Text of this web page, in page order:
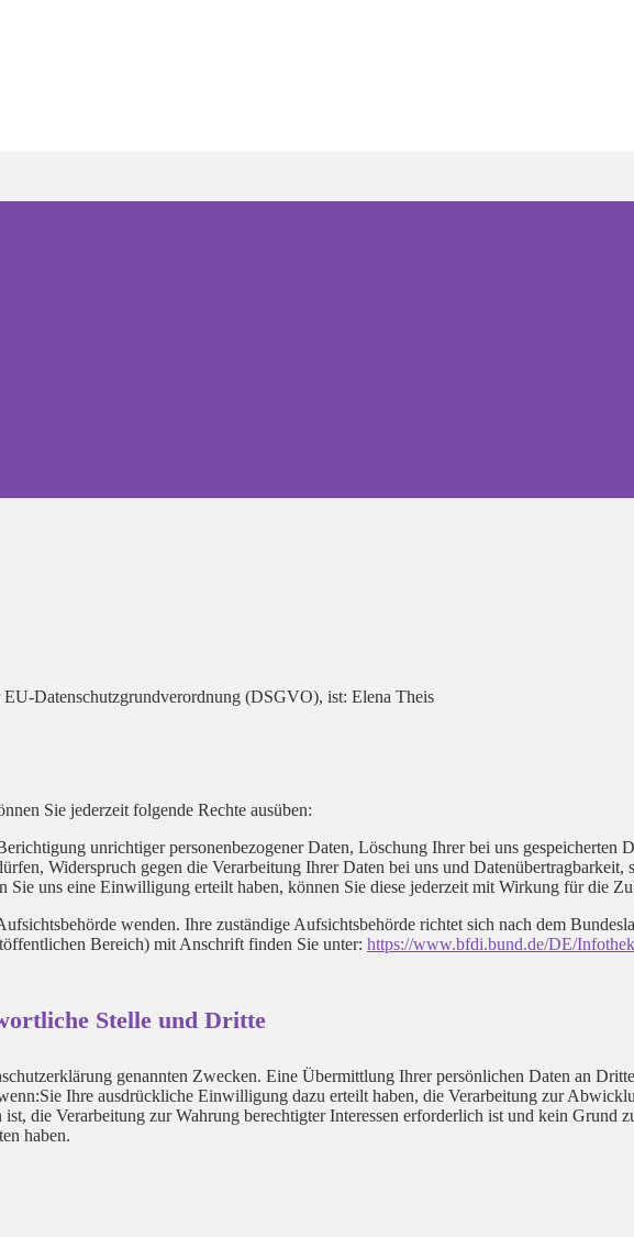
EU-Datenschutzgrundverordnung (DSGVO), ist: Elena Theis
Sie jederzeit folgende Rechte ausüben:
unrichtiger personenbezogener Daten, Löschung Ihrer bei uns gespeicherten
Widerspruch gegen die Verarbeitung Ihrer Daten bei uns und Datenübertragbarkeit,
Sie uns eine Einwilligung erteilt haben, können Sie diese jederzeit mit Wirkung für die
wenden. Ihre zuständige Aufsichtsbehörde richtet sich nach dem
Bereich) mit Anschrift finden Sie unter: https://www.bfdi.bund.de/DE/
Stelle und Dritte
genannten Zwecken. Eine Übermittlung Ihrer persönlichen Daten an
Ihre ausdrückliche Einwilligung dazu erteilt haben, die Verarbeitung zur
die Verarbeitung zur Wahrung berechtigter Interessen erforderlich ist und kein Grund
haben.